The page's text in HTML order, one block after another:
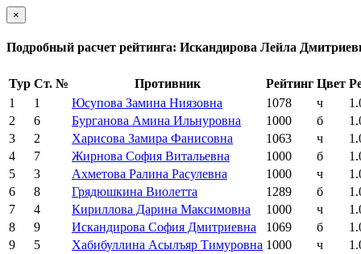
×
Подробный расчет рейтинга: Искандирова Лейла
Тур Ст. № Противник Рейтинг Цвет
1
1 Юсупова Замина Ниязовна 1078 ч
2
6 Бурганова Амина Ильнуровна 1000 б
3
2 Харисова Замира Фанисовна 1063 ч
4
7 Жирнова София Витальевна 1000 б
5
3 Ахметова Ралина Расулевна 1000 ч
6
8 Грядюшкина Виолетта 1289 б
7
4 Кириллова Дарина Максимовна 1000 ч
8
9 Искандирова София Дмитриевна 1069 б
9
5 Хабибуллина Асылъяр Тимуровна 1000 ч